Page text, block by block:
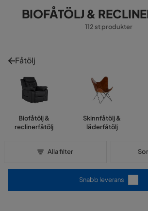
BIOFÅTÖLJ &
112 st produkter
Fåtölj
Biofåtölj &
reclinerfåtölj
Skinnfåtölj &
läderfåtölj
Alla filter
Snabb leverans